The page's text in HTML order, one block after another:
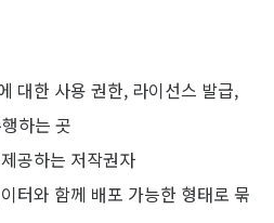
대한 사용 권한, 라이선스 발급,
하는 곳
공하는 저작권자
터와 함께 배포 가능한 형태로 묶